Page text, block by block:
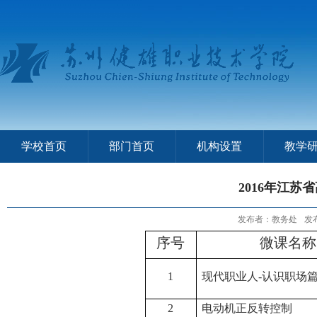
学校首页 部门首页 机构设置 教学
2016年江苏
发布者：教务处 发
序号 微课名称
1 现代职业人 -认识职场
2 电动机正反转控制